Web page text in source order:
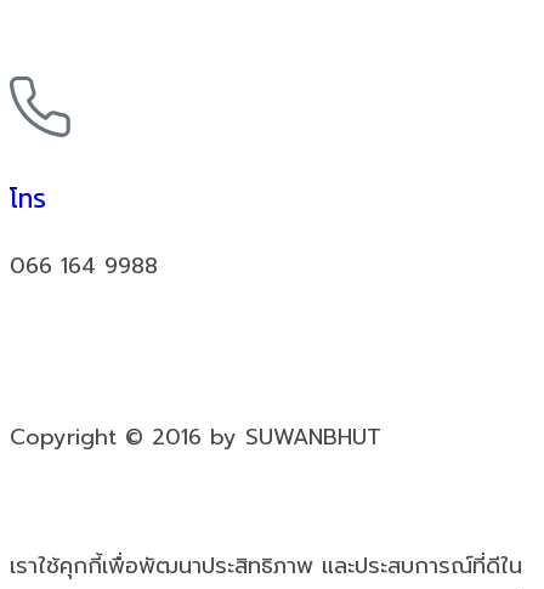
โทร
066 164 9988
Copyright © 2016 by SUWANBHUT
เราใช้คุกกี้เพื่อพัฒนาประสิทธิภาพ และประสบการณ์ที่ดีใน